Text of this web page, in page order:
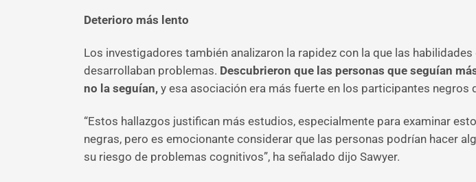
Deterioro más lento
Los investigadores también analizaron la rapidez con la que las
desarrollaban problemas. Descubrieron que las personas que seguían
no la seguían, y esa asociación era más fuerte en los participantes negros
“Estos hallazgos justifican más estudios, especialmente para examinar
negras, pero es emocionante considerar que las personas podrían hacer
su riesgo de problemas cognitivos”, ha señalado dijo Sawyer.